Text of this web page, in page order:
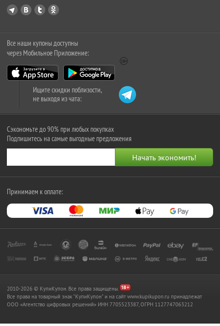
Все наши купоны доступны
через Мобильное Приложение:
Ищите скидки поблизости,
не выходя из чата:
Сэкономьте до 90% при любых покупках
Подпишитесь на самые выгодные предложения
Принимаем к оплате:
2010-2026 © КупиКупон. Все права защищены.
Все права на товарный знак "КупиКупон" и на сайт www.kupikupon.ru принадлежат
OOO «Агентство цифровых решений» ИНН 7705523387, ОГРН 1127747063212